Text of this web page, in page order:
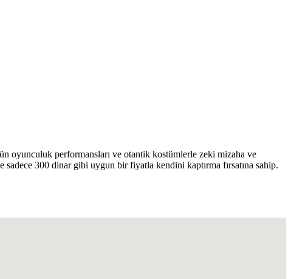
oyunculuk performansları ve otantik kostümlerle zeki mizaha ve
300 dinar gibi uygun bir fiyatla kendini kaptırma fırsatına sahip.